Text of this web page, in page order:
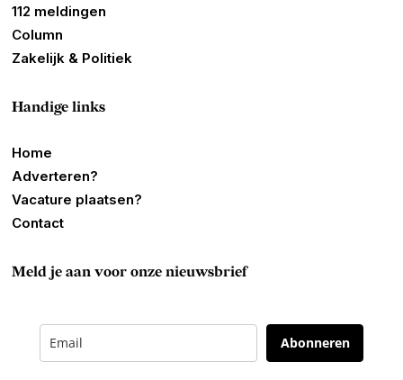
112 meldingen
Column
Zakelijk & Politiek
Handige links
Home
Adverteren?
Vacature plaatsen?
Contact
Meld je aan voor onze nieuwsbrief
Abonneren